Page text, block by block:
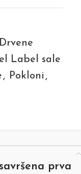
Drvene
Label sale
, Pokloni ,
prva